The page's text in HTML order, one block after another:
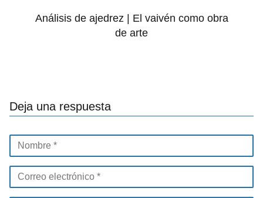
Análisis de ajedrez | El vaivén como obra
de arte
Deja una respuesta